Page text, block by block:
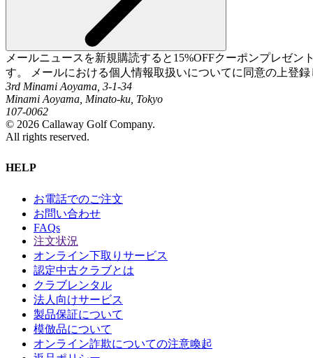
メールニュースを新規購読すると15%OFFクーポンプレゼ
す。 メールにおける個人情報取扱いについてに同意の上登
3rd Minami Aoyama, 3-1-34
Minami Aoyama, Minato-ku, Tokyo
107-0062
© 2026 Callaway Golf Company.
All rights reserved.
HELP
お電話でのご注文
お問い合わせ
FAQs
注文状況
オンライン下取りサービス
認定中古クラブとは
クラブレンタル
法人向けサービス
製品保証について
模倣品について
オンライン詐欺についての注意喚起